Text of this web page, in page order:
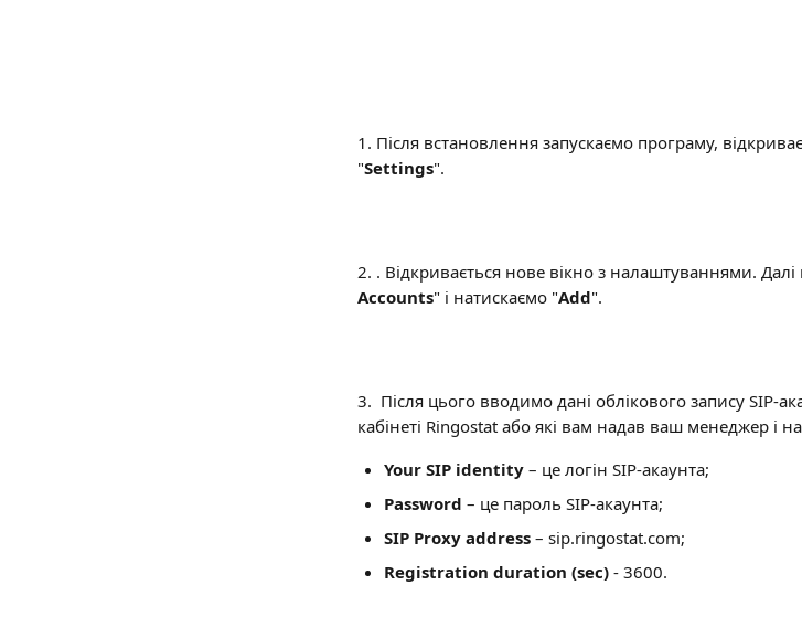
1. Після встановлення запускаємо програму,
"Settings".
2. . Відкривається нове вікно з налаштуваннями.
Accounts" і натискаємо "Add".
3.  Після цього вводимо дані облікового запису SIP-
кабінеті Ringostat або які вам надав ваш менеджер і
Your SIP identity – це логін SIP-акаунта;
Password – це пароль SIP-акаунта;
SIP Proxy address – sip.ringostat.com;
Registration duration (sec) - 3600.